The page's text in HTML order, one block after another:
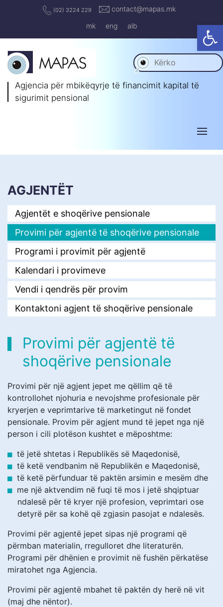
(02) 3224 229
contact@mapas.mk
mk
eng alb
Agjencia për mbikëqyrje të financimit kapital të
sigurimit pensional
AGJENTËT
Agjentët e shoqërive pensionale
Provimi për agjentë të shoqërive pensionale
Programi i provimit për agjentë
Kalendari i provimeve
Vendi i qendrës për provim
Kontaktoni agjent të shoqërive pensionale
Provimi për agjentë të
shoqërive pensionale
Provimi për një agjent jepet me qëllim që të
kontrollohet njohuria e nevojshme profesionale për
kryerjen e veprimtarive të marketingut në fondet
pensionale. Provim për agjent mund të jepet nga një
person i cili plotëson kushtet e mëposhtme:
të jetë shtetas i Republikës së Maqedonisë,
të ketë vendbanim në Republikën e Maqedonisë,
të ketë përfunduar të paktën arsimin e mesëm dhe
me një aktvendim në fuqi të mos i jetë shqiptuar
ndalesë për të kryer një profesion, veprimtari ose
detyrë për sa kohë që zgjasin pasojat e ndalesës.
Provimi për agjentë jepet sipas një programi që
përmban materialin, rregulloret dhe literaturën.
Programi për dhënien e provimit në fushën përkatëse
miratohet nga Agjencia.
Provimi për agjentë mbahet të paktën dy herë në vit
(maj dhe nëntor).